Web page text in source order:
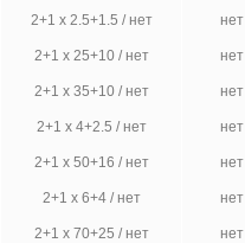
2+1 х 2.5+1.5 / нет нет
2+1 х 25+10 / нет нет
2+1 х 35+10 / нет нет
2+1 х 4+2.5 / нет нет
2+1 х 50+16 / нет нет
2+1 х 6+4 / нет нет
2+1 х 70+25 / нет нет